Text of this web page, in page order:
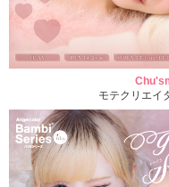
モテクリエイ